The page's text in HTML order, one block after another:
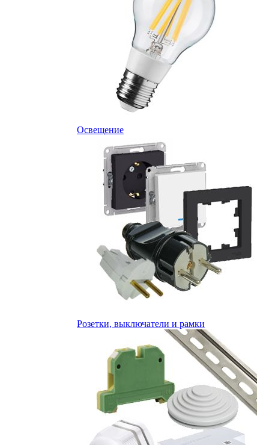
Освещение
Розетки, выключатели и рамки